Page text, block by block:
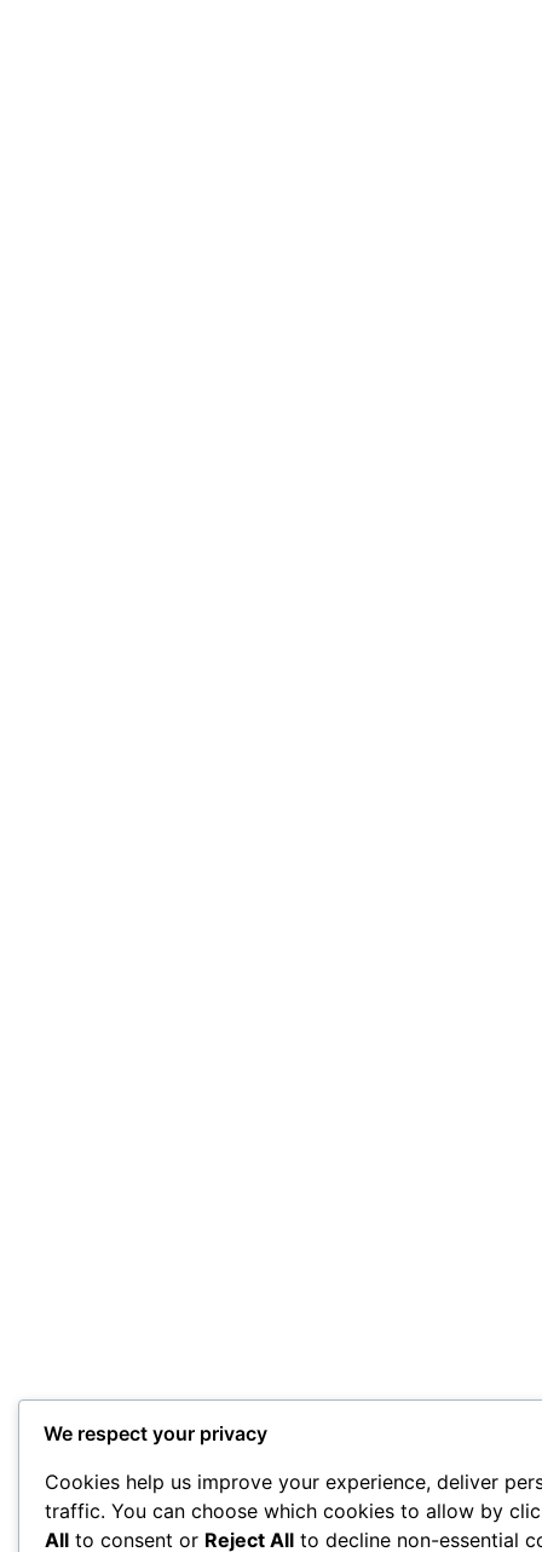
We respect your privacy
Cookies help us improve your experience, deliver
traffic. You can choose which cookies to allow by
All to consent or Reject All to decline non-essential